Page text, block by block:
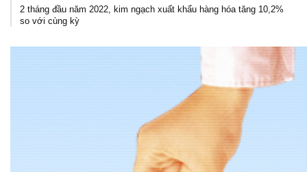
2 tháng đầu năm 2022, kim ngạch xuất khẩu hàng hóa tăng 10,2%
so với cùng kỳ